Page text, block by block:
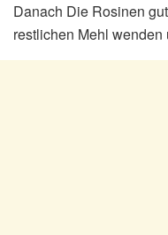
Danach Die Rosinen
restlichen Mehl